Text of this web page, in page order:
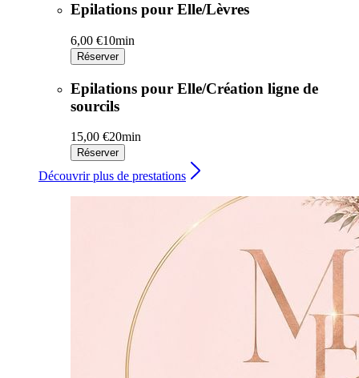
Epilations pour Elle/Lèvres
6,00 €10min
Réserver
Epilations pour Elle/Création ligne de
sourcils
15,00 €20min
Réserver
Découvrir plus de prestations